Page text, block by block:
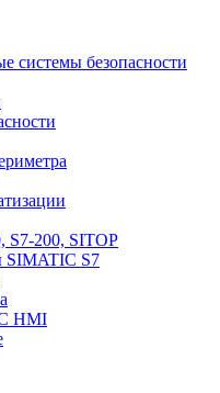
системы безопасноcти
S7-200, SITOP
SIMATIC S7
HMI